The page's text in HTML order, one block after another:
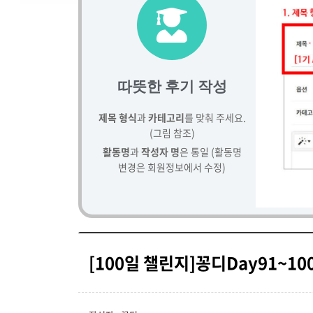
따뜻한 후기 작성
제목 형식과카테고리를 맞춰 주세요.
(그림 참조)
활동명과작성자 명은 통일 (활동명
변경은 회원정보에서 수정)
[100일 챌린지]꽁디